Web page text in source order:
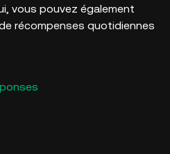
vous pouvez également
récompenses quotidiennes